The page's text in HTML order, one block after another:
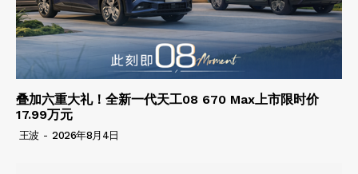
叠加六重大礼！全新一代天工08 670 Max上市限时价
17.99万元
王波 - 2026年8月4日